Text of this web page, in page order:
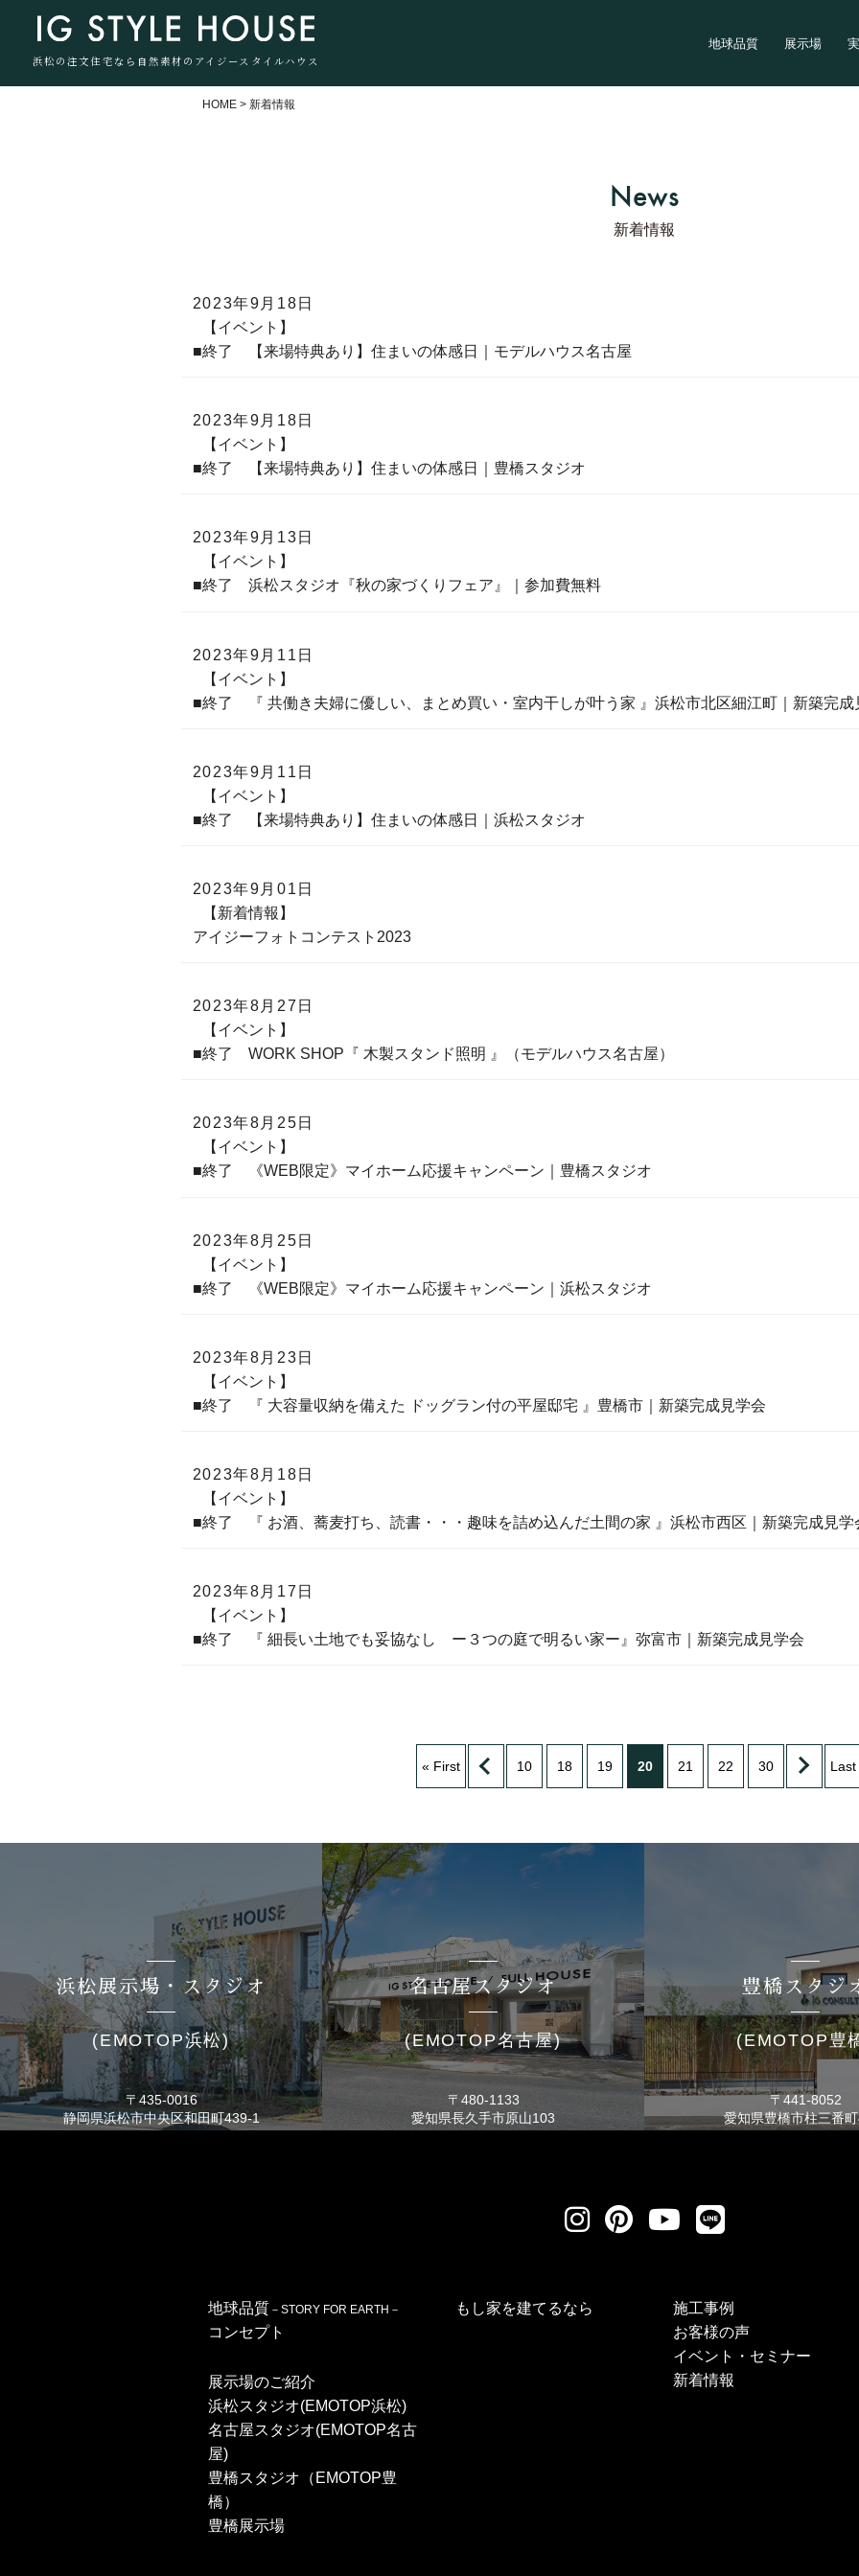
浜松の注文住宅なら自然素材のアイジースタイルハウス
地球品質 展示場
HOME >新着情報
News
新着情報
2023年9月18日
【イベント】
■終了 【来場特典あり】住まいの体感日｜モデルハウス名古屋
2023年9月18日
【イベント】
■終了 【来場特典あり】住まいの体感日｜豊橋スタジオ
2023年9月13日
【イベント】
■終了 浜松スタジオ『秋の家づくりフェア』｜参加費無料
2023年9月11日
【イベント】
■終了 『 共働き夫婦に優しい、まとめ買い・室内干しが叶う家 』浜松市北区細江町｜新築完成
2023年9月11日
【イベント】
■終了 【来場特典あり】住まいの体感日｜浜松スタジオ
2023年9月01日
【新着情報】
アイジーフォトコンテスト2023
2023年8月27日
【イベント】
■終了 WORK SHOP『 木製スタンド照明 』（モデルハウス名古屋）
2023年8月25日
【イベント】
■終了 《WEB限定》マイホーム応援キャンペーン｜豊橋スタジオ
2023年8月25日
【イベント】
■終了 《WEB限定》マイホーム応援キャンペーン｜浜松スタジオ
2023年8月23日
【イベント】
■終了 『 大容量収納を備えた ドッグラン付の平屋邸宅 』豊橋市｜新築完成見学会
2023年8月18日
【イベント】
■終了 『 お酒、蕎麦打ち、読書・・・趣味を詰め込んだ土間の家 』浜松市西区｜新築完成見学
2023年8月17日
【イベント】
■終了 『 細長い土地でも妥協なし ー３つの庭で明るい家ー』弥富市｜新築完成見学会
« First 10 18 19 20 21 22 30 Last
浜松展示場・スタジオ
(EMOTOP浜松)
〒435-0016
静岡県浜松市中央区和田町439-1
名古屋スタジオ
(EMOTOP名古屋)
〒480-1133
愛知県長久手市原山103
豊橋スタジ
(EMOTOP豊
〒441-8052
愛知県豊橋市柱三番
地球品質 －STORY FOR EARTH－
コンセプト
展示場のご紹介
浜松スタジオ(EMOTOP浜松)
名古屋スタジオ(EMOTOP名古
屋)
豊橋スタジオ（EMOTOP豊
橋）
豊橋展示場
もし家を建てるなら
施工事例
お客様の声
イベント・セミナー
新着情報